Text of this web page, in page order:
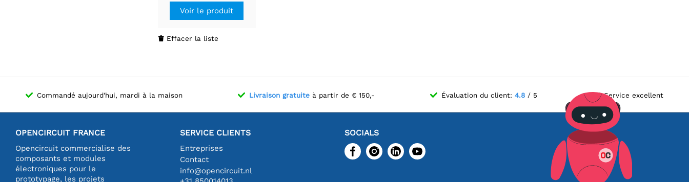
Voir le produit
 Effacer la liste
Commandé aujourd'hui, mardi à la maison Livraison gratuite à partir de € 150,- Évaluation du client: 4.8 / 5 Service excellent
OPENCIRCUIT FRANCE
Opencircuit commercialise des
composants et modules
électroniques pour le
prototypage, les projets
SERVICE CLIENTS
Entreprises
Contact
info@opencircuit.nl
SOCIALS